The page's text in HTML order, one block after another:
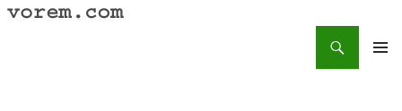
Saltar